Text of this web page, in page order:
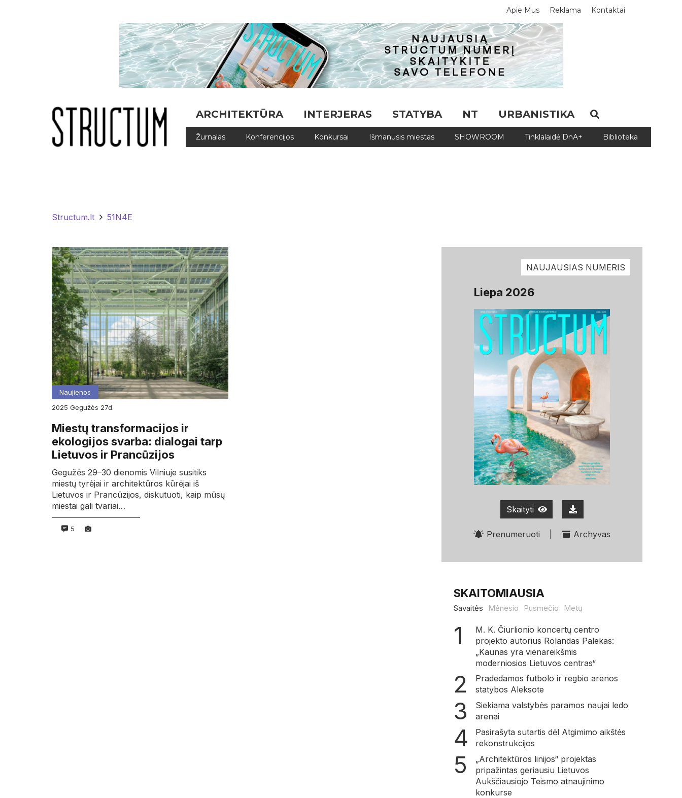
Apie Mus Reklama Kontaktai
ARCHITEKTŪRA INTERJERAS STATYBA NT URBANISTIKA
Žurnalas Konferencijos Konkursai Išmanusis miestas SHOWROOM Tinklalaidė DnA+ Biblioteka
Structum.lt 51N4E
Naujienos
2025
gegužės 27d.
Miestų transformacijos ir
ekologijos svarba: dialogai tarp
Lietuvos ir Prancūzijos
Gegužės 29–30 dienomis Vilniuje susitiks
miestų tyrėjai ir architektūros kūrėjai iš
Lietuvos ir Prancūzijos, diskutuoti, kaip mūsų
miestai gali tvariai…
5
NAUJAUSIAS NUMERIS
Liepa 2026
Skaityti
Prenumeruoti Archyvas
SKAITOMIAUSIA
Savaitės Mėnesio Pusmečio Metų
M. K. Čiurlionio koncertų centro
projekto autorius Rolandas Palekas:
„Kaunas yra vienareikšmis
moderniosios Lietuvos centras“
Pradedamos futbolo ir regbio arenos
statybos Aleksote
Siekiama valstybės paramos naujai ledo
arenai
Pasirašyta sutartis dėl Atgimimo aikštės
rekonstrukcijos
„Architektūros linijos“ projektas
pripažintas geriausiu Lietuvos
Aukščiausiojo Teismo atnaujinimo
konkurse